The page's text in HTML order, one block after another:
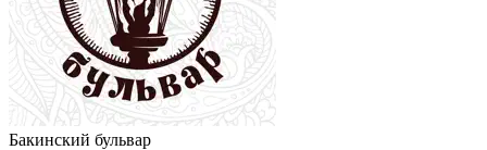
Бакинский бульвар